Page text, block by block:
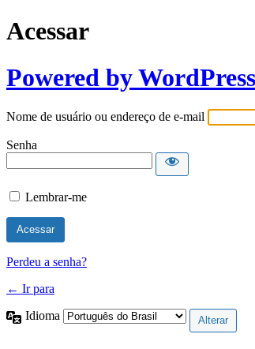
Acessar
Powered by WordPress
Nome de usuário ou endereço de e-mail
Senha
Lembrar-me
Perdeu a senha?
← Ir para
Idioma